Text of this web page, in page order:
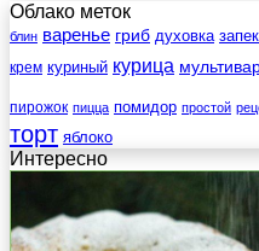
Облако меток
блин варенье гриб духовка
крем куриный курица
пирожок пицца помидор простой
торт яблоко
Интересно